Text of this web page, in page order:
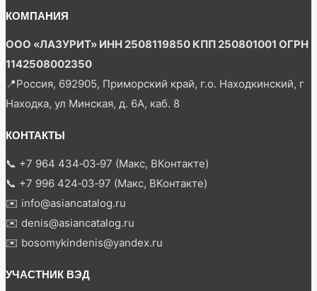
КОМПАНИЯ
ООО «ЛАЗУРИТ» ИНН 2508119850 КПП 250801001 ОГРН
1142508002350
📍Россия, 692905, Приморский край, г.о. Находкинский, г
Находка, ул Минская, д. 6А, каб. 8
КОНТАКТЫ
📞 +7 964 434‑03‑97 (Макс, ВКонтакте)
📞 +7 996 424‑03‑97 (Макс, ВКонтакте)
✉️ info@asiancatalog.ru
✉️ denis@asiancatalog.ru
✉️ bosomykindenis@yandex.ru
УЧАСТНИК ВЭД